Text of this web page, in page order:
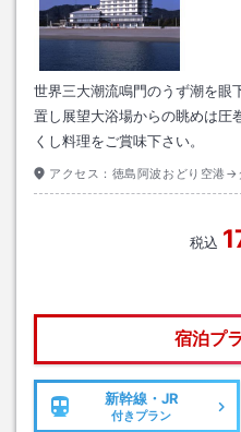
世界三大潮流鳴門のうず潮を眼
置し展望大浴場からの眺めは圧
くし料理をご賞味下さい。
アクセス： 徳島阿波おどり空港→
税込
宿泊プ
新幹線・JR
付きプラン